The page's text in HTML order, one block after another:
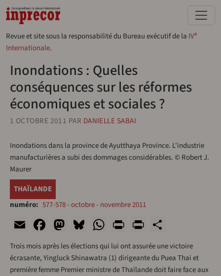
Aller au contenu principal
Revue et site sous la responsabilité du Bureau exécutif de la IVe
Internationale.
Inondations : Quelles
conséquences sur les réformes
économiques et sociales ?
1 OCTOBRE 2011 PAR DANIELLE SABAI
Inondations dans la province de Ayutthaya Province. L'industrie
manufacturières a subi des dommages considérables. © Robert J.
Maurer
THAÏLANDE
numéro
577-578 - octobre - novembre 2011
EmailFacebook
Mastodon
Bluesky
WhatsApp
Print
Trois mois après les élections qui lui ont assurée une victoire
écrasante, Yingluck Shinawatra (1) dirigeante du Puea Thai et
première femme Premier ministre de Thaïlande doit faire face aux